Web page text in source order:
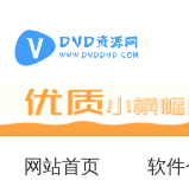
网站首页 软